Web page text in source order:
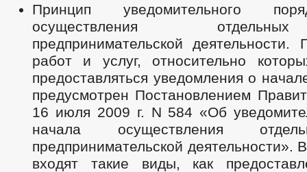
Принцип уведомительного
осуществления
предпринимательской деятельности.
работ и услуг, относительно
предоставляться уведомления о
предусмотрен Постановлением
16 июля 2009 г. N 584 «Об
начала осуществления
предпринимательской деятельности».
входят такие виды, как